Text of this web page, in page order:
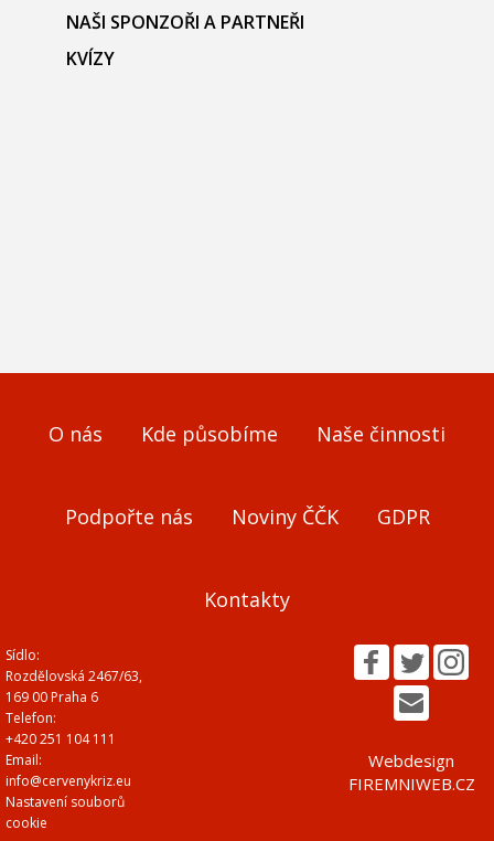
NAŠI SPONZOŘI A PARTNEŘI
KVÍZY
O nás Kde působíme Naše činnosti
Podpořte nás Noviny ČČK GDPR
Kontakty
Sídlo:
Rozdělovská 2467/63,
169 00 Praha 6
Telefon:
+420 251 104 111
Email:
info@cervenykriz.eu
Nastavení souborů
cookie
Webdesign
FIREMNIWEB.CZ